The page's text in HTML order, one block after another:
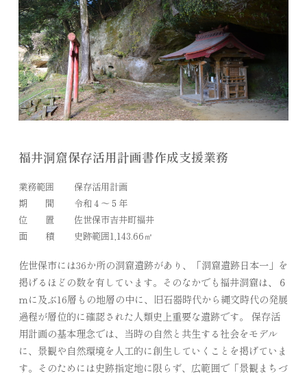
福井洞窟保存活用計画書作成支援業務
業務範囲
保存活用計画
期 間
令和４～５年
位 置
佐世保市吉井町福井
面 積
史跡範囲1,143.66㎡
佐世保市には36か所の洞窟遺跡があり、「洞窟遺跡日本一」を
掲げるほどの数を有しています。そのなかでも福井洞窟は、６
ｍに及ぶ16層もの地層の中に、旧石器時代から縄文時代の発展
過程が層位的に確認された人類史上重要な遺跡です。 保存活
用計画の基本理念では、当時の自然と共生する社会をモデル
に、景観や自然環境を人工的に創生していくことを掲げていま
す。そのためには史跡指定地に限らず、広範囲で「景観まちづ